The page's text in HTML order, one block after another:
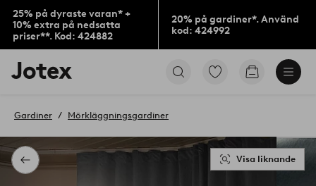
25% på dyraste varan* +
10% extra på nedsatta
priser**. Kod: 424882
20% på gardiner*. Använd
kod: 424992
Jotex
logotyp
till
Gå
Gå
Tillbaka
Gardiner Mörkläggningsgardiner
Visa liknande